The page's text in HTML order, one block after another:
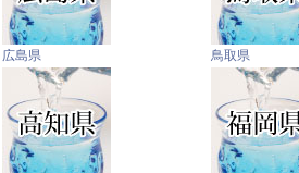
広島県 鳥取県